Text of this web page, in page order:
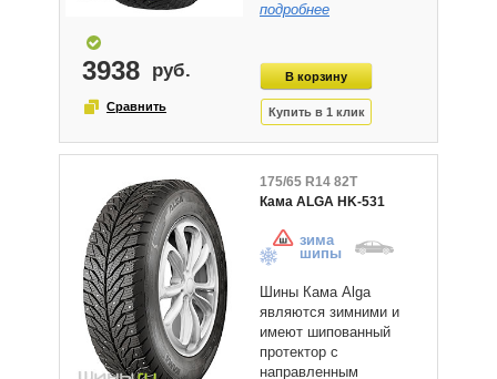
подробнее
3938
175/65 R14 82T
Кама ALGA HK-531
зима
шипы
Шины Кама Alga
являются зимними и
имеют шипованный
протектор с
направленным